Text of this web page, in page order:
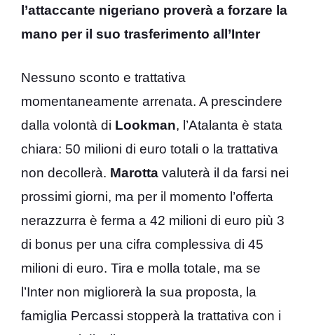
l’attaccante nigeriano proverà a forzare la
mano per il suo trasferimento all’Inter
Nessuno sconto e trattativa
momentaneamente arrenata. A prescindere
dalla volontà di Lookman, l’Atalanta è stata
chiara: 50 milioni di euro totali o la trattativa
non decollerà. Marotta valuterà il da farsi nei
prossimi giorni, ma per il momento l’offerta
nerazzurra è ferma a 42 milioni di euro più 3
di bonus per una cifra complessiva di 45
milioni di euro. Tira e molla totale, ma se
l’Inter non migliorerà la sua proposta, la
famiglia Percassi stopperà la trattativa con i